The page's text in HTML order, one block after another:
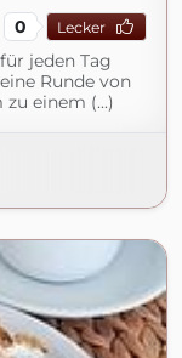
0 Lecker
jeden Tag
Runde von
einem (...)